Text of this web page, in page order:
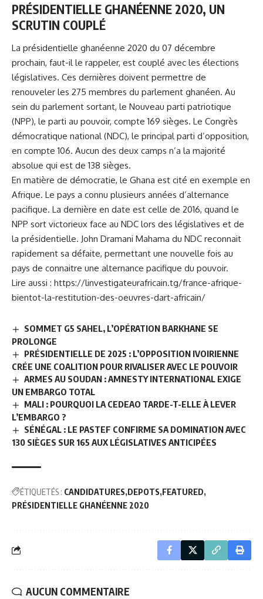
PRÉSIDENTIELLE GHANÉENNE 2020, UN
SCRUTIN COUPLÉ
La présidentielle ghanéenne 2020 du 07 décembre
prochain, faut-il le rappeler, est couplé avec les élections
législatives. Ces dernières doivent permettre de
renouveler les 275 membres du parlement ghanéen. Au
sein du parlement sortant, le Nouveau parti patriotique
(NPP), le parti au pouvoir, compte 169 sièges. Le Congrès
démocratique national (NDC), le principal parti d’opposition,
en compte 106. Aucun des deux camps n’a la majorité
absolue qui est de 138 sièges.
En matière de démocratie, le Ghana est cité en exemple en
Afrique. Le pays a connu plusieurs années d’alternance
pacifique. La dernière en date est celle de 2016, quand le
NPP sort victorieux face au NDC lors des législatives et de
la présidentielle. John Dramani Mahama du NDC reconnait
rapidement sa défaite, permettant une nouvelle fois au
pays de connaitre une alternance pacifique du pouvoir.
Lire aussi : https://linvestigateurafricain.tg/france-afrique-
bientot-la-restitution-des-oeuvres-dart-africain/
SOMMET G5 SAHEL, L’OPÉRATION BARKHANE SE
PROLONGE
PRÉSIDENTIELLE DE 2025 : L’OPPOSITION IVOIRIENNE
CRÉE UNE COALITION POUR RIVALISER AVEC LE POUVOIR
ARMES AU SOUDAN : AMNESTY INTERNATIONAL EXIGE
UN EMBARGO TOTAL
MALI : POURQUOI LA CEDEAO TARDE-T-ELLE À LEVER
L’EMBARGO ?
SÉNÉGAL : LE PASTEF CONFIRME SA DOMINATION AVEC
130 SIÈGES SUR 165 AUX LÉGISLATIVES ANTICIPÉES
ÉTIQUETÉS : CANDIDATURES DEPOTS FEATURED
PRÉSIDENTIELLE GHANÉENNE 2020
AUCUN COMMENTAIRE